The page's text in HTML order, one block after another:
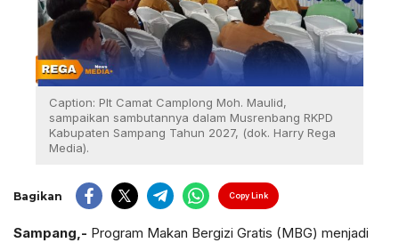
Caption: Plt Camat Camplong Moh. Maulid,
sampaikan sambutannya dalam Musrenbang RKPD
Kabupaten Sampang Tahun 2027, (dok. Harry Rega
Media).
Bagikan Copy Link
Sampang,- Program Makan Bergizi Gratis (MBG) menjadi